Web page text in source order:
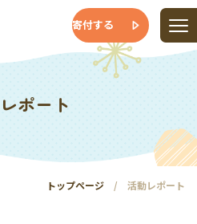
寄付する
ポート
トップページ 活動レポート